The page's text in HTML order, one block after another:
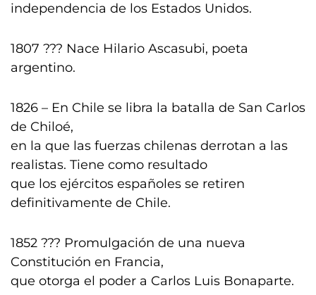
independencia de los Estados Unidos.
1807 ??? Nace Hilario Ascasubi, poeta
argentino.
1826 – En Chile se libra la batalla de San Carlos
de Chiloé,
en la que las fuerzas chilenas derrotan a las
realistas. Tiene como resultado
que los ejércitos españoles se retiren
definitivamente de Chile.
1852 ??? Promulgación de una nueva
Constitución en Francia,
que otorga el poder a Carlos Luis Bonaparte.